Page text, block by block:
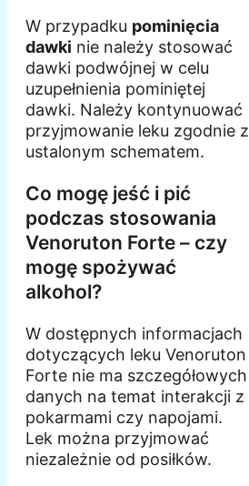
W przypadku pominięcia
dawki nie należy stosować
dawki podwójnej w celu
uzupełnienia pominiętej
dawki. Należy kontynuować
przyjmowanie leku zgodnie z
ustalonym schematem.
Co mogę jeść i pić
podczas stosowania
Venoruton Forte – czy
mogę spożywać
alkohol?
W dostępnych informacjach
dotyczących leku Venoruton
Forte nie ma szczegółowych
danych na temat interakcji z
pokarmami czy napojami.
Lek można przyjmować
niezależnie od posiłków.